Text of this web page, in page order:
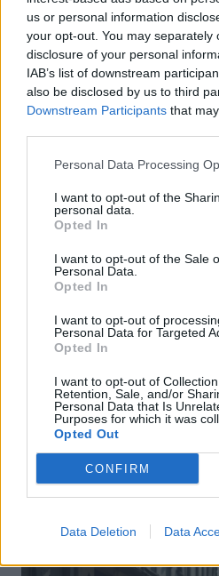
us or personal information
your opt-out. You may separately
disclosure of your personal
IAB’s list of downstream
also be disclosed by us to third
Downstream Participants that
Personal Data Processing
I want to opt-out of the
personal data.
Opted In
I want to opt-out of the Sale
Personal Data.
Opted In
I want to opt-out of
Personal Data for Targeted
Opted In
I want to opt-out of
Retention, Sale, and/or
Personal Data that Is
Purposes for which it was
Opted Out
CONFIRM
Data Deletion Data
Actus Info
Elon Musk nuirait
selon une étude
Auto Pour Vous 5 août
Actus Info
Pourquoi le bouton
des voitures électriques